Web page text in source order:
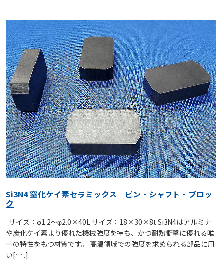
Si3N4 窒化ケイ素セラミックス ピン・シャフト・ブロッ
ク
サイズ：φ1.2～φ2.0×40L サイズ：18×30×8t Si3N4はアルミナ
や炭化ケイ素より優れた機械強度を持ち、かつ耐熱衝撃に優れる唯
一の特性をもつ材質です。 高温領域での強度を求められる部品に用
い[…..]